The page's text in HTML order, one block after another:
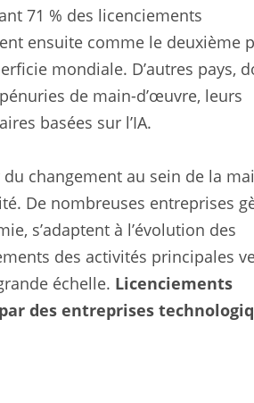
71 % des licenciements
ensuite comme le deuxième
mondiale. D’autres pays,
de main-d’œuvre, leurs
basées sur l’IA.
changement au sein de la
De nombreuses entreprises
s’adaptent à l’évolution des
des activités principales
échelle. Licenciements
des entreprises